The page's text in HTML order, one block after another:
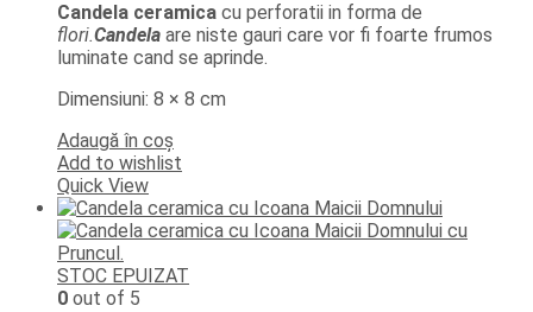
Candela ceramica cu perforatii in forma de
flori.Candela are niste gauri care vor fi foarte frumos
luminate cand se aprinde.
Dimensiuni: 8 × 8 cm
Adaugă în coș
Add to wishlist
Quick View
STOC EPUIZAT
0 out of 5